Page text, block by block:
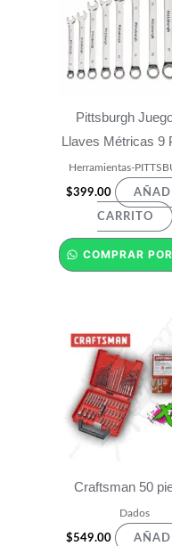
Pittsburgh
Llaves Métricas 9
Herramientas-
$399.00
CARRITO
Craftsman 50
Dados
$549.00